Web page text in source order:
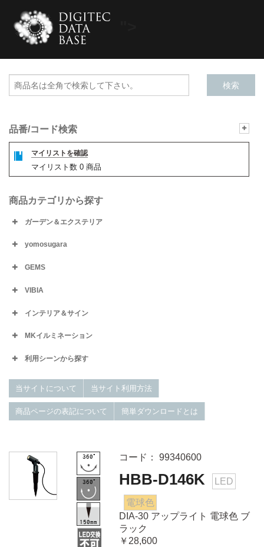
品番/コード検索
マイリストを確認
マイリスト数 0 商品
商品カテゴリから探す
ガーデン＆エクステリア
yomosugara
GEMS
VIBIA
インテリア＆サイン
MKイルミネーション
利用シーンから探す
当サイトについて 当サイト利用方法
商品ページの表記について 簡単ダウンロードとは
コード： 99340600
HBB-D146K LED
電球色
DIA-30 アップライト 電球色 ブ
ラック
￥28,600